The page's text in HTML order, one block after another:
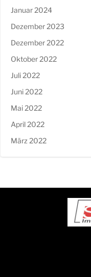
Januar 2024
Dezember 2023
Dezember 2022
Oktober 2022
Juli 2022
Juni 2022
Mai 2022
April 2022
März 2022